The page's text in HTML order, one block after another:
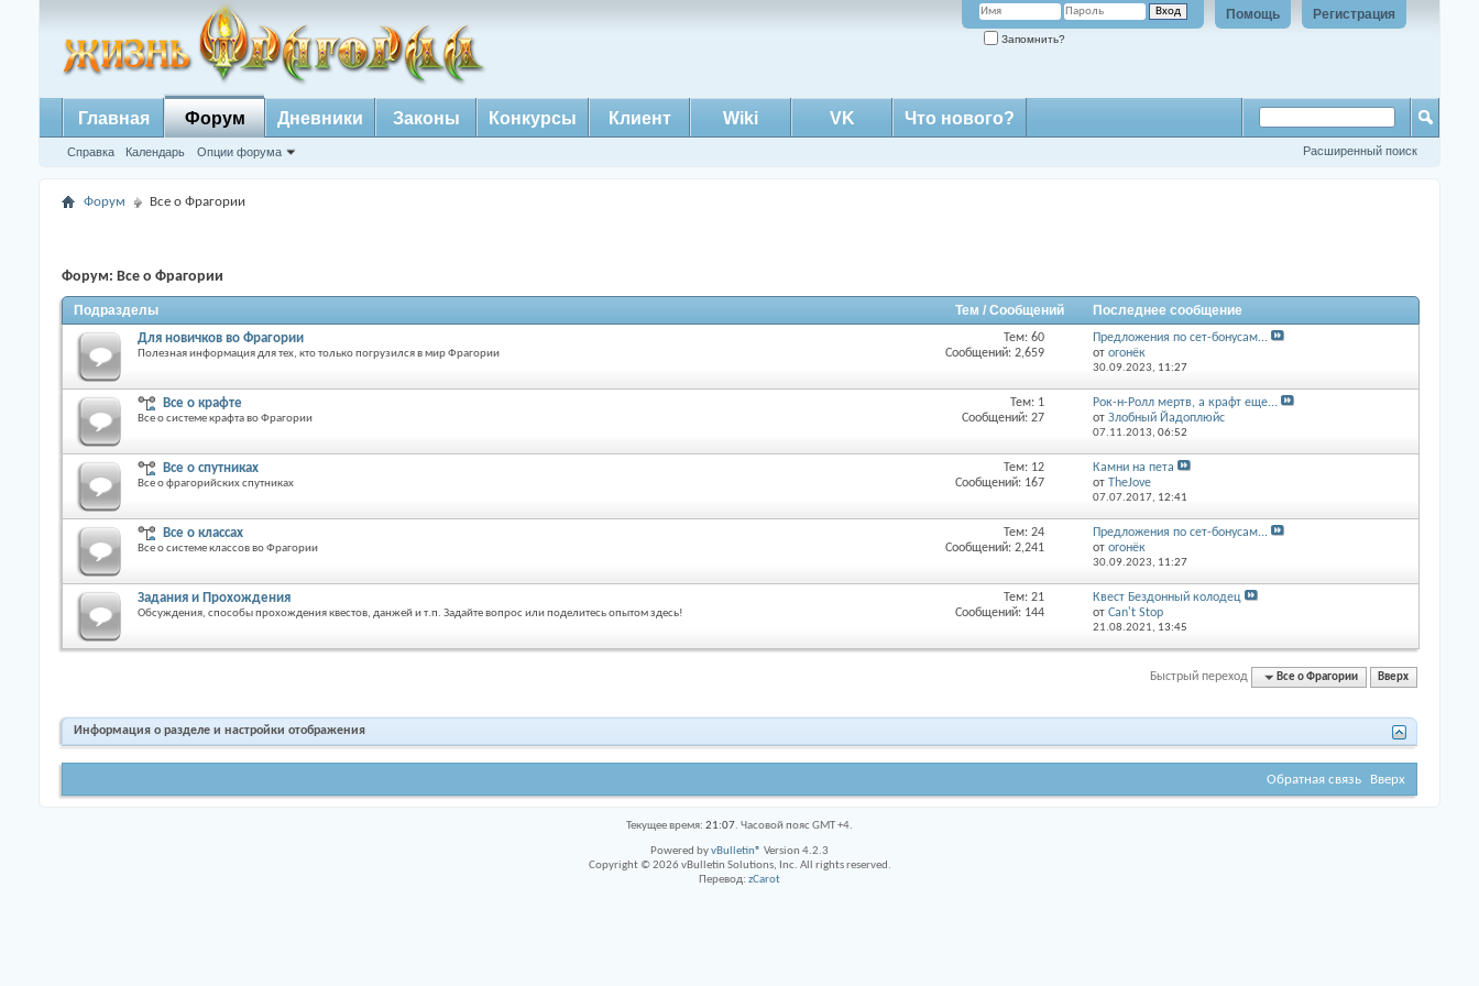
Регистрация
Помощь
Запомнить?
Главная Форум
Справка Календарь Опции форума
Дневники Законы Конкурсы Клиент Wiki VK Что нового?
Расширенный поиск
Форум Все о Фрагории
Форум: Все о Фрагории
Подразделы Тем / Сообщений Последнее сообщение
Для новичков во Фрагории
Полезная информация для тех, кто только погрузился в мир Фрагории
Тем: 60
Сообщений: 2,659
Предложения по сет-бонусам...
отогонёк
30.09.2023, 11:27
Все о крафте
Все о системе крафта во Фрагории
Тем: 1
Сообщений: 27
Рок-н-Ролл мертв, а крафт еще...
отЗлобный Йадоплюйс
07.11.2013,06:52
Все о спутниках
Все о фрагорийских спутниках
Тем: 12
Сообщений: 167
Камни на пета
отTheJove
07.07.2017, 12:41
Все о классах
Все о системе классов во Фрагории
Тем: 24
Сообщений: 2,241
Предложения по сет-бонусам...
отогонёк
30.09.2023, 11:27
Задания и Прохождения
Обсуждения, способы прохождения квестов, данжей и т.п. Задайте вопрос или поделитесь опытом здесь!
Тем: 21
Сообщений: 144
Квест Бездонный колодец
отCan't Stop
21.08.2021, 13:45
Быстрый переход Все о Фрагории Вверх
Информация о разделе и настройки отображения
Обратная связь Вверх
Текущее время: 21:07. Часовой пояс GMT +4.
Powered byvBulletin® Version 4.2.3
Copyright © 2026 vBulletin Solutions, Inc. All rights reserved.
Перевод: zCarot